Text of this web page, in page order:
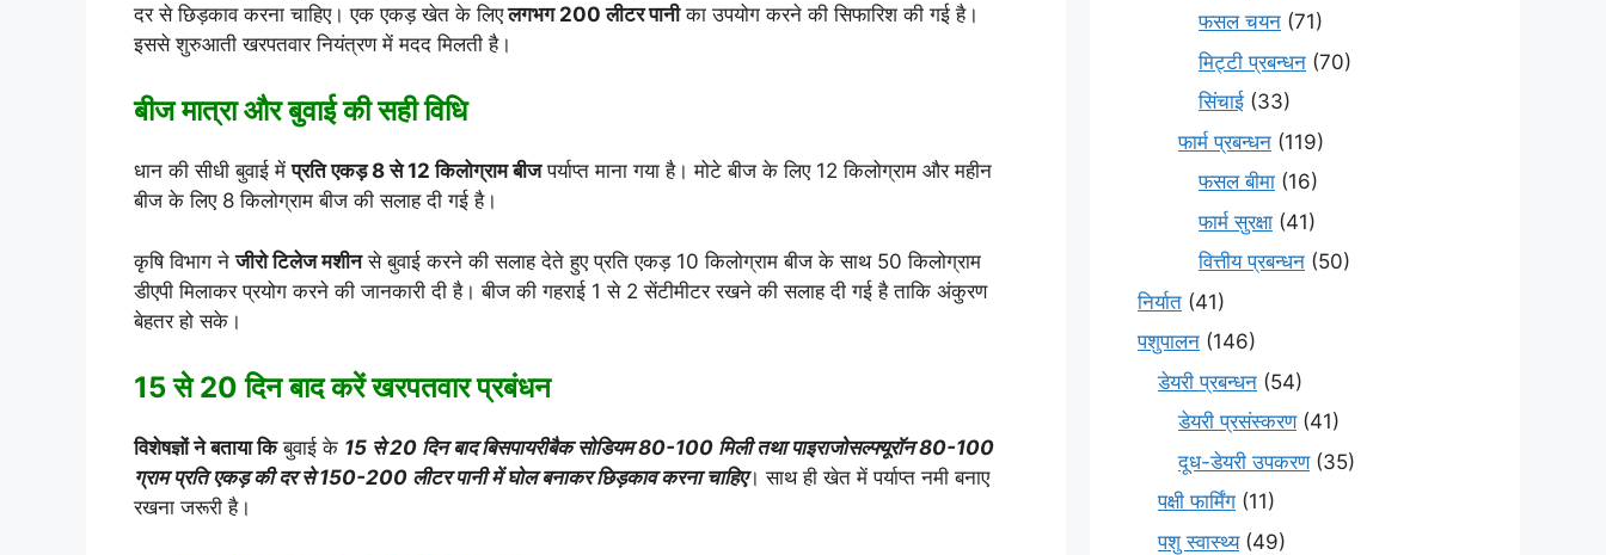
दर से छिड़काव करना चाहिए। एक एकड़ खेत के लिएलगभग 200 लीटर पानीका उपयोग करने की सिफारिश की गई है।
इससे शुरुआती खरपतवार नियंत्रण में मदद मिलती है।
बीज मात्रा और बुवाई की सही विधि
धान की सीधी बुवाई मेंप्रति एकड़ 8 से 12 किलोग्राम बीजपर्याप्त माना गया है। मोटे बीज के लिए 12 किलोग्राम और महीन
बीज के लिए 8 किलोग्राम बीज की सलाह दी गई है।
कृषि विभाग नेजीरो टिलेज मशीनसे बुवाई करने की सलाह देते हुए प्रति एकड़ 10 किलोग्राम बीज के साथ 50 किलोग्राम
डीएपी मिलाकर प्रयोग करने की जानकारी दी है। बीज की गहराई 1 से 2 सेंटीमीटर रखने की सलाह दी गई है ताकि अंकुरण
बेहतर हो सके।
15 से 20 दिन बाद करें खरपतवार प्रबंधन
विशेषज्ञों ने बताया किबुवाई के 15 से 20 दिन बाद बिसपायरीबैक सोडियम 80-100 मिली तथा पाइराजोसल्फ्यूरॉन 80-100
ग्राम प्रति एकड़ की दर से 150-200 लीटर पानी में घोल बनाकर छिड़काव करना चाहिए। साथ ही खेत में पर्याप्त नमी बनाए
रखना जरूरी है।
फसल चयन (71)
मि‌ट्टी प्रबन्धन (70)
सिंचाई (33)
फार्म प्रबन्धन (119)
फसल बीमा (16)
फार्म सुरक्षा (41)
वित्तीय प्रबन्धन (50)
निर्यात (41)
पशुपालन (146)
डेयरी प्रबन्धन (54)
डेयरी प्रसंस्करण(41)
दूध-डेयरी उपकरण(35)
पक्षी फार्मिंग (11)
पशु स्वास्थ्य(49)